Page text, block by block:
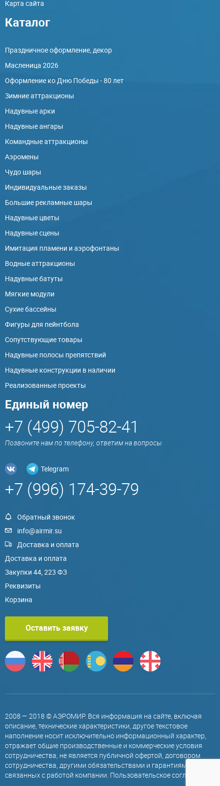
Карта сайта
Каталог
Праздничное оформление, декор
Масленица 2026
Оформление ко Дню Победы - 80 лет
Зимние аттракционы
Надувные арки
Надувные ангары
Командные аттракционы
Аэромены
Чудо шары
Индивидуальные заказы
Большие рекламные шары
Надувные цветы
Надувные сцены
Имитация пламени и аэрофонтаны
Водные аттракционы
Надувные батуты
Мягкие модули
Сухие бассейны
Фигуры для пейнтбола
Сопутствующие товары
Надувные полосы препятствий
Надувные конструкции в наличии
Реализованные проекты
Единый номер
+7 (499) 705-82-41
Позвоните нам по телефону, ответим на вопросы
Telegram
+7 (996) 174-39-79
Обратный звонок
info@airmir.su
Доставка и оплата
Доставка и оплата
Закупки 44, 223 ФЗ
Реквизиты
Корзина
Оставить заявку
2008 — 2018 © АЭРОМИР. Вся информация на сайте, включая
описание, технические характеристики, другое текстовое
наполнение носит исключительно информационный характер,
отражает общие производственные и коммерческие условия
сотрудничества, не является публичной офертой, договором
сотрудничества, другими обязательствами и гарантиями,
связанных с работой компании. Пользовательское соглашение